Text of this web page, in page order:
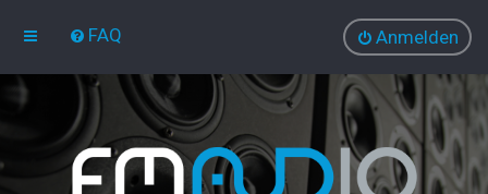
FAQ Anmelden